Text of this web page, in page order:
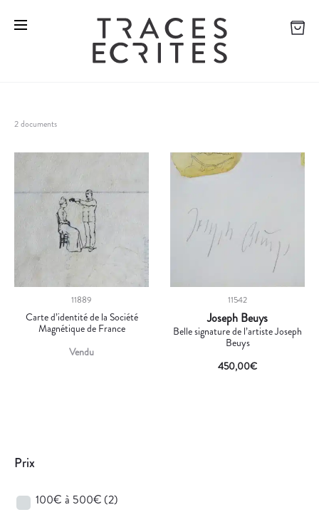
2 documents
11889
Carte d’identité de la Société
Magnétique de France
Vendu
11542
Joseph Beuys
Belle signature de l’artiste Joseph
Beuys
450,00€
Prix
100€ à 500€ (2)